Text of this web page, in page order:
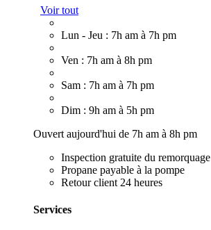
Voir tout
Lun - Jeu : 7h am à 7h pm
Ven : 7h am à 8h pm
Sam : 7h am à 7h pm
Dim : 9h am à 5h pm
Ouvert aujourd'hui de 7h am à 8h pm
Inspection gratuite du remorquage
Propane payable à la pompe
Retour client 24 heures
Services